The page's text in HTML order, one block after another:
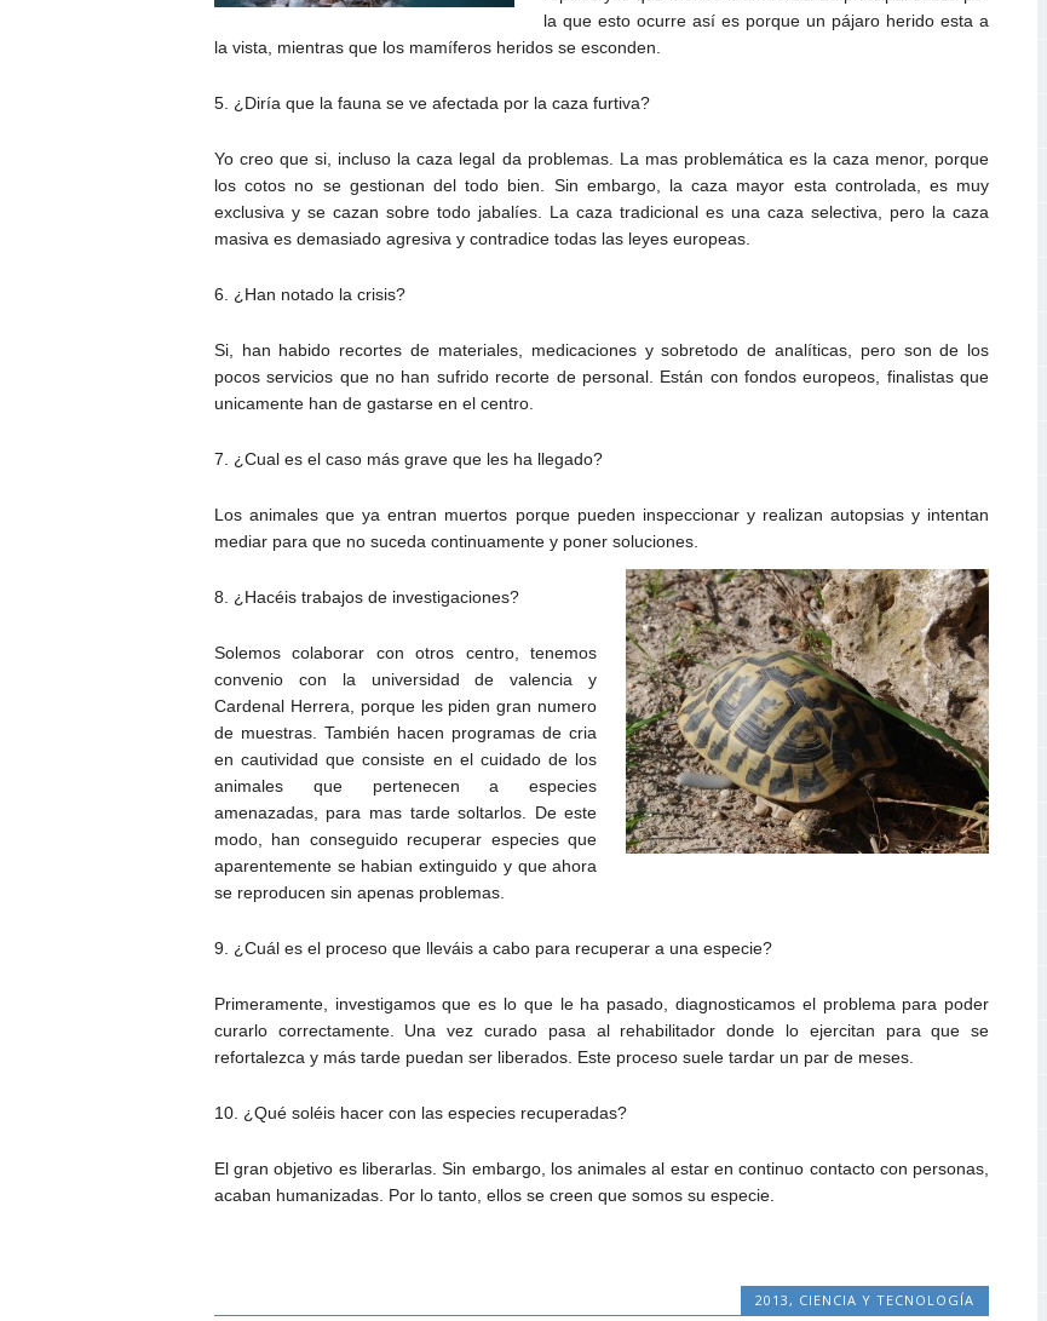
la que esto ocurre así es porque un pájaro herido esta a
la vista, mientras que los mamíferos heridos se esconden.
5. ¿Diría que la fauna se ve afectada por la caza furtiva?
Yo creo que si, incluso la caza legal da problemas. La mas problemática es la caza menor, porque
los cotos no se gestionan del todo bien. Sin embargo, la caza mayor esta controlada, es muy
exclusiva y se cazan sobre todo jabalíes. La caza tradicional es una caza selectiva, pero la caza
masiva es demasiado agresiva y contradice todas las leyes europeas.
6. ¿Han notado la crisis?
Si, han habido recortes de materiales, medicaciones y sobretodo de analíticas, pero son de los
pocos servicios que no han sufrido recorte de personal. Están con fondos europeos, finalistas que
unicamente han de gastarse en el centro.
7. ¿Cual es el caso más grave que les ha llegado?
Los animales que ya entran muertos porque pueden inspeccionar y realizan autopsias y intentan
mediar para que no suceda continuamente y poner soluciones.
8. ¿Hacéis trabajos de investigaciones?
Solemos colaborar con otros centro, tenemos
convenio con la universidad de valencia y
Cardenal Herrera, porque les piden gran numero
de muestras. También hacen programas de cria
en cautividad que consiste en el cuidado de los
animales que pertenecen a especies
amenazadas, para mas tarde soltarlos. De este
modo, han conseguido recuperar especies que
aparentemente se habian extinguido y que ahora
se reproducen sin apenas problemas.
9. ¿Cuál es el proceso que lleváis a cabo para recuperar a una especie?
Primeramente, investigamos que es lo que le ha pasado, diagnosticamos el problema para poder
curarlo correctamente. Una vez curado pasa al rehabilitador donde lo ejercitan para que se
refortalezca y más tarde puedan ser liberados. Este proceso suele tardar un par de meses.
10. ¿Qué soléis hacer con las especies recuperadas?
El gran objetivo es liberarlas. Sin embargo, los animales al estar en continuo contacto con personas,
acaban humanizadas. Por lo tanto, ellos se creen que somos su especie.
2013, CIENCIA Y TECNOLOGÍA